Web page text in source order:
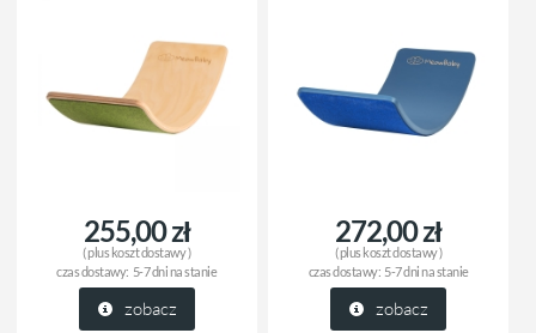
255,00 zł
( pluskoszt dostawy)
czas dostawy: 5-7 dni na stanie
zobacz
272,00 zł
( pluskoszt dostawy)
czas dostawy: 5-7 dni na stanie
zobacz